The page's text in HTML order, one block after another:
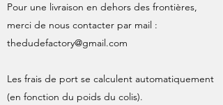
Pour une livraison en dehors des frontières,
merci de nous contacter par mail :
thedudefactory@gmail.com
Les frais de port se calculent automatiquement
(en fonction du poids du colis).